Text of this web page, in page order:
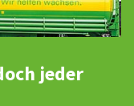
jeder